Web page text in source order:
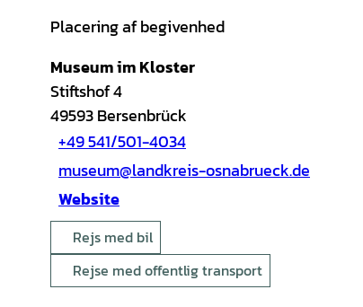
Placering af begivenhed
Museum im Kloster
Stiftshof 4
49593Bersenbrück
+49 541/501-4034
museum@landkreis-osnabrueck.de
Website
Rejs med bil
Rejse med offentlig transport